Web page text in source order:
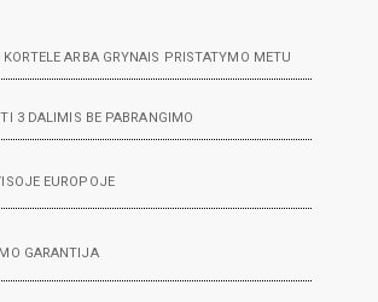
ARBA GRYNAIS PRISTATYMO METU
3 DALIMIS BE PABRANGIMO
EUROPOJE
GARANTIJA